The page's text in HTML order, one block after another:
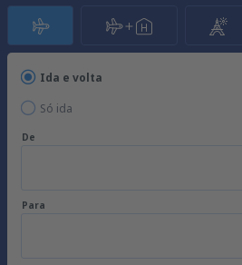
Ida e volta
Só ida
De
Para